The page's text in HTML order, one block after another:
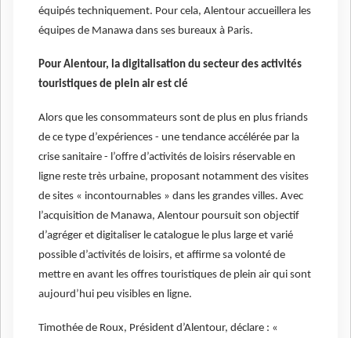
équipés techniquement. Pour cela, Alentour accueillera les
équipes de Manawa dans ses bureaux à Paris.
Pour Alentour, la digitalisation du secteur des activités
touristiques de plein air est clé
Alors que les consommateurs sont de plus en plus friands
de ce type d’expériences - une tendance accélérée par la
crise sanitaire - l’offre d’activités de loisirs réservable en
ligne reste très urbaine, proposant notamment des visites
de sites « incontournables » dans les grandes villes. Avec
l’acquisition de Manawa, Alentour poursuit son objectif
d’agréger et digitaliser le catalogue le plus large et varié
possible d’activités de loisirs, et affirme sa volonté de
mettre en avant les offres touristiques de plein air qui sont
aujourd’hui peu visibles en ligne.
Timothée de Roux, Président d’Alentour, déclare : «